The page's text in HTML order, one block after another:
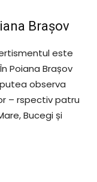
Brașov
este
Poiana Brașov
observa
– rspectiv patru
Bucegi și